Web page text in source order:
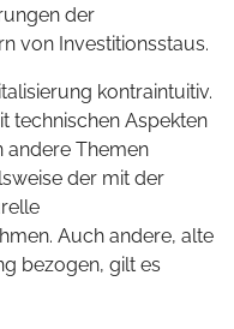
der
von Investitionsstaus.
kontraintuitiv.
technischen Aspekten
andere Themen
der mit der
Auch andere, alte
bezogen, gilt es